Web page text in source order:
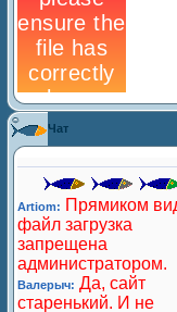
Чат